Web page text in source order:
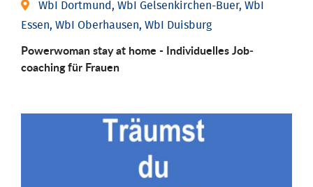
WbI Dortmund, WbI Gelsenkirchen-Buer, WbI
Essen, WbI Oberhausen, WbI Duisburg
Powerwoman stay at home - Individu­elles Job­
coaching für Frauen